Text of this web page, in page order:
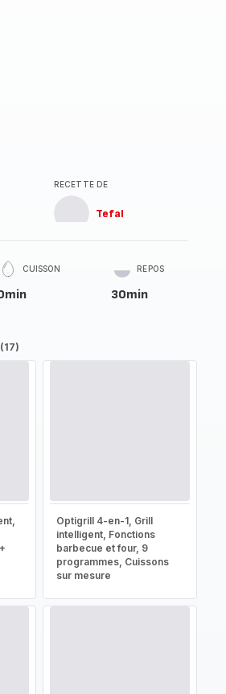
RECETTE DE
Tefal
CUISSON REPOS
30min
Optigrill 4-en-1, Grill
intelligent, Fonctions
barbecue et four, 9
programmes, Cuissons
sur mesure